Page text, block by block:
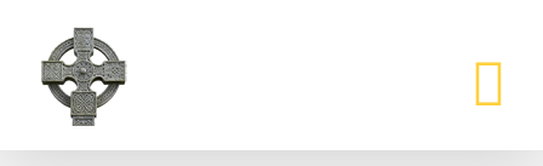
Inhalt
springen